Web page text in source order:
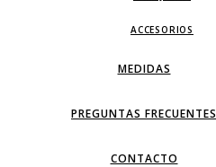
ACCESORIOS
MEDIDAS
PREGUNTAS FRECUENTES
CONTACTO